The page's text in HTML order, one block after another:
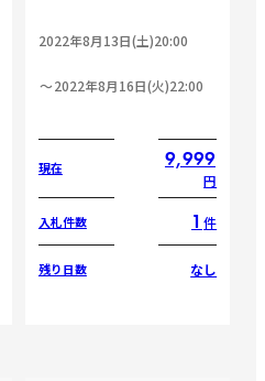
2022年8月13日(土)20:00
2022年8月16日(火)22:00
現在 9,999
円
入札件数 1 件
残り日数 なし